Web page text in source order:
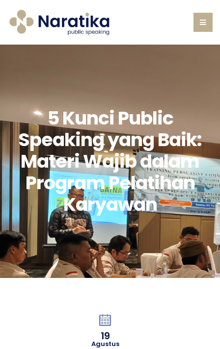
5 Kunci Public
Speaking yang Baik:
Materi Wajib dalam
Program Pelatihan
Karyawan
19
Agustus